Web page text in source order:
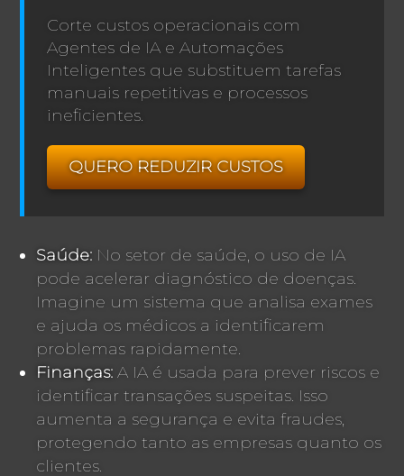
Corte custos operacionais com
Agentes de IA e Automações
Inteligentes que substituem tarefas
manuais repetitivas e processos
ineficientes.
QUERO REDUZIR CUSTOS
Saúde: No setor de saúde, o uso de IA
pode acelerar diagnóstico de doenças.
Imagine um sistema que analisa exames
e ajuda os médicos a identificarem
problemas rapidamente.
Finanças: A IA é usada para prever riscos e
identificar transações suspeitas. Isso
aumenta a segurança e evita fraudes,
protegendo tanto as empresas quanto os
clientes.